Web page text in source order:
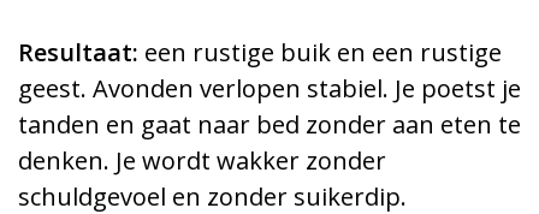
Resultaat: een rustige buik en een rustige
geest. Avonden verlopen stabiel. Je poetst je
tanden en gaat naar bed zonder aan eten te
denken. Je wordt wakker zonder
schuldgevoel en zonder suikerdip.